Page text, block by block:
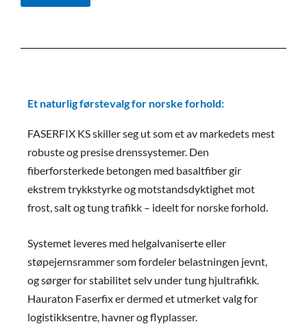
Et naturlig førstevalg for norske forhold:
FASERFIX KS skiller seg ut som et av markedets mest
robuste og presise drenssystemer. Den
fiberforsterkede betongen med basaltfiber gir
ekstrem trykkstyrke og motstandsdyktighet mot
frost, salt og tung trafikk – ideelt for norske forhold.
Systemet leveres med helgalvaniserte eller
støpejernsrammer som fordeler belastningen jevnt,
og sørger for stabilitet selv under tung hjultrafikk.
Hauraton Faserfix er dermed et utmerket valg for
logistikksentre, havner og flyplasser.